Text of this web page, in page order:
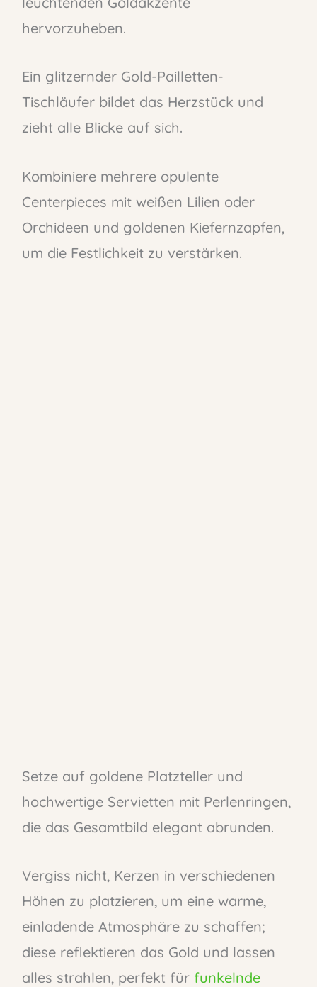
hervorzuheben.
Ein glitzernder Gold-Pailletten-
Tischläufer bildet das Herzstück und
zieht alle Blicke auf sich.
Kombiniere mehrere opulente
Centerpieces mit weißen Lilien oder
Orchideen und goldenen Kiefernzapfen,
um die Festlichkeit zu verstärken.
Setze auf goldene Platzteller und
hochwertige Servietten mit Perlenringen,
die das Gesamtbild elegant abrunden.
Vergiss nicht, Kerzen in verschiedenen
Höhen zu platzieren, um eine warme,
einladende Atmosphäre zu schaffen;
diese reflektieren das Gold und lassen
alles strahlen, perfekt für funkelnde